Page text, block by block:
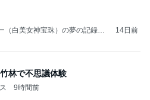
（白美女神宝珠）の夢の記録
14日前
林で不思議体験
9時間前